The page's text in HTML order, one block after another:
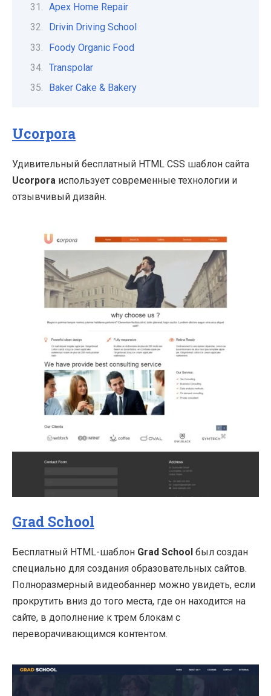
Apex Home Repair
Drivin Driving School
Foody Organic Food
Transpolar
Baker Cake & Bakery
Ucorpora
Удивительный бесплатный HTML CSS шаблон сайта
Ucorpora использует современные технологии и
отзывчивый дизайн.
Grad School
Бесплатный HTML-шаблон Grad School был создан
специально для создания образовательных сайтов.
Полноразмерный видеобаннер можно увидеть, если
прокрутить вниз до того места, где он находится на
сайте, в дополнение к трем блокам с
переворачивающимся контентом.